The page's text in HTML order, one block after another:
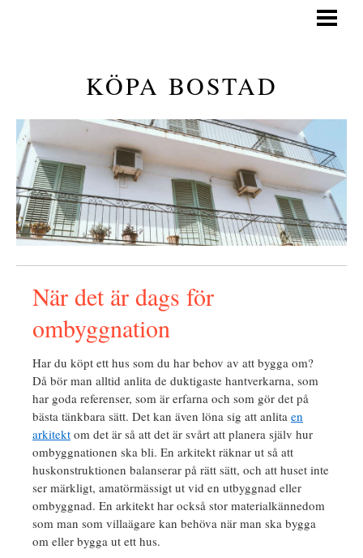
GENERELLA TIPS
KÖPA BOSTAD GUIDE
BLOGG
KÖPA BOSTAD
När det är dags för
ombyggnation
Har du köpt ett hus som du har behov av att bygga om?
Då bör man alltid anlita de duktigaste hantverkarna, som
har goda referenser, som är erfarna och som gör det på
bästa tänkbara sätt. Det kan även löna sig att anlita en
arkitekt om det är så att det är svårt att planera själv hur
ombyggnationen ska bli. En arkitekt räknar ut så att
huskonstruktionen balanserar på rätt sätt, och att huset inte
ser märkligt, amatörmässigt ut vid en utbyggnad eller
ombyggnad. En arkitekt har också stor materialkännedom
som man som villaägare kan behöva när man ska bygga
om eller bygga ut ett hus.